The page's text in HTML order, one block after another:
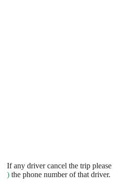
If any driver cancel the trip please
) the phone number of that driver.